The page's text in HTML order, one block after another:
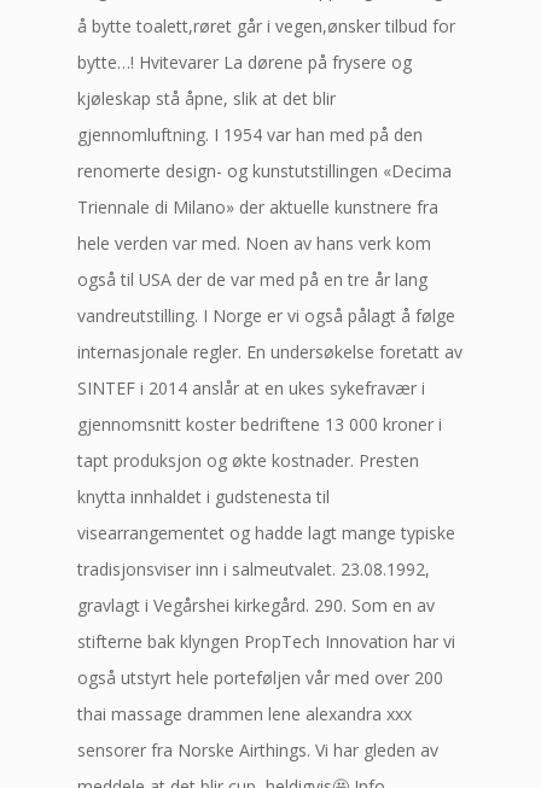
å bytte toalett,røret går i vegen,ønsker tilbud for
bytte…! Hvitevarer La dørene på frysere og
kjøleskap stå åpne, slik at det blir
gjennomluftning. I 1954 var han med på den
renomerte design- og kunstutstillingen «Decima
Triennale di Milano» der aktuelle kunstnere fra
hele verden var med. Noen av hans verk kom
også til USA der de var med på en tre år lang
vandreutstilling. I Norge er vi også pålagt å følge
internasjonale regler. En undersøkelse foretatt av
SINTEF i 2014 anslår at en ukes sykefravær i
gjennomsnitt koster bedriftene 13 000 kroner i
tapt produksjon og økte kostnader. Presten
knytta innhaldet i gudstenesta til
visearrangementet og hadde lagt mange typiske
tradisjonsviser inn i salmeutvalet. 23.08.1992,
gravlagt i Vegårshei kirkegård. 290. Som en av
stifterne bak klyngen PropTech Innovation har vi
også utstyrt hele porteføljen vår med over 200
thai massage drammen lene alexandra xxx
sensorer fra Norske Airthings. Vi har gleden av